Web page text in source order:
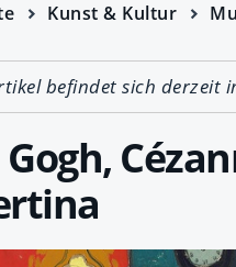
Kunst & Kultur
befindet sich derzeit